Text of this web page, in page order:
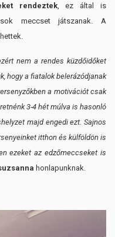
rendeztek, ez által is
meccset játszanak. A
nem a rendes küzdőidőket
hogy a fiatalok belerázódjanak
a motivációt csak
3-4 hét múlva is hasonló
majd engedi ezt. Sajnos
itthon és külföldön is
ezeket az edzőmeccseket is
honlapunknak.